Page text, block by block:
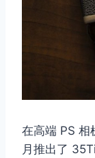
在高端 PS 相
月推出了